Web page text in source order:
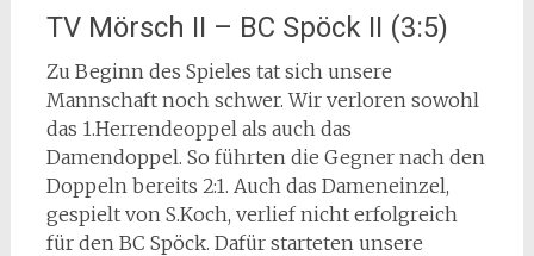
TV Mörsch II – BC Spöck II (3:5)
Zu Beginn des Spieles tat sich unsere
Mannschaft noch schwer. Wir verloren sowohl
das 1.Herrendeoppel als auch das
Damendoppel. So führten die Gegner nach den
Doppeln bereits 2:1. Auch das Dameneinzel,
gespielt von S.Koch, verlief nicht erfolgreich
für den BC Spöck. Dafür starteten unsere